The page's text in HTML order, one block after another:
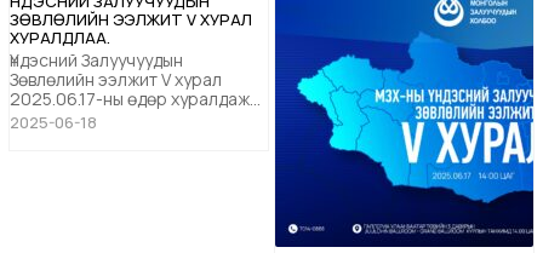
угсралтын ажлыг гүйцэтгэх эрх
бүхий аж ахуй нэгж
байгууллагыг сонгон
шалгаруулалтад урьж байна....
ЗӨВЛӨЛИЙН ЭЭЛЖИТ V ХУРАЛ
ХУРАЛДЛАА.
Үндэсний Залуучуудын
Зөвлөлийн ээлжит V хурал
2025.06.17-ны өдөр хуралдаж
цаг үеийн чухал шийдвэрүүдийг
2025-06-18